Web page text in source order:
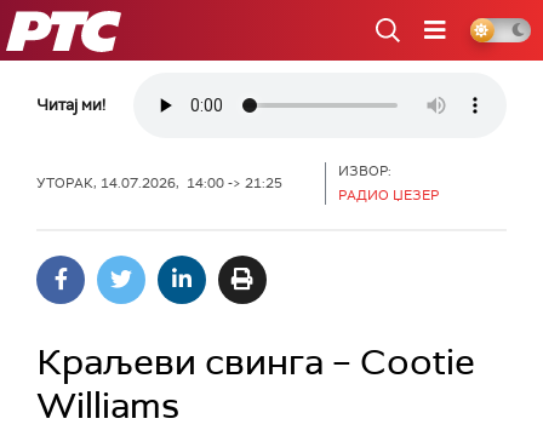
РТС
Читај ми!
УТОРАК, 14.07.2026, 14:00 -> 21:25
ИЗВОР:
РАДИО ЏЕЗЕР
Краљеви свинга – Cootie
Williams